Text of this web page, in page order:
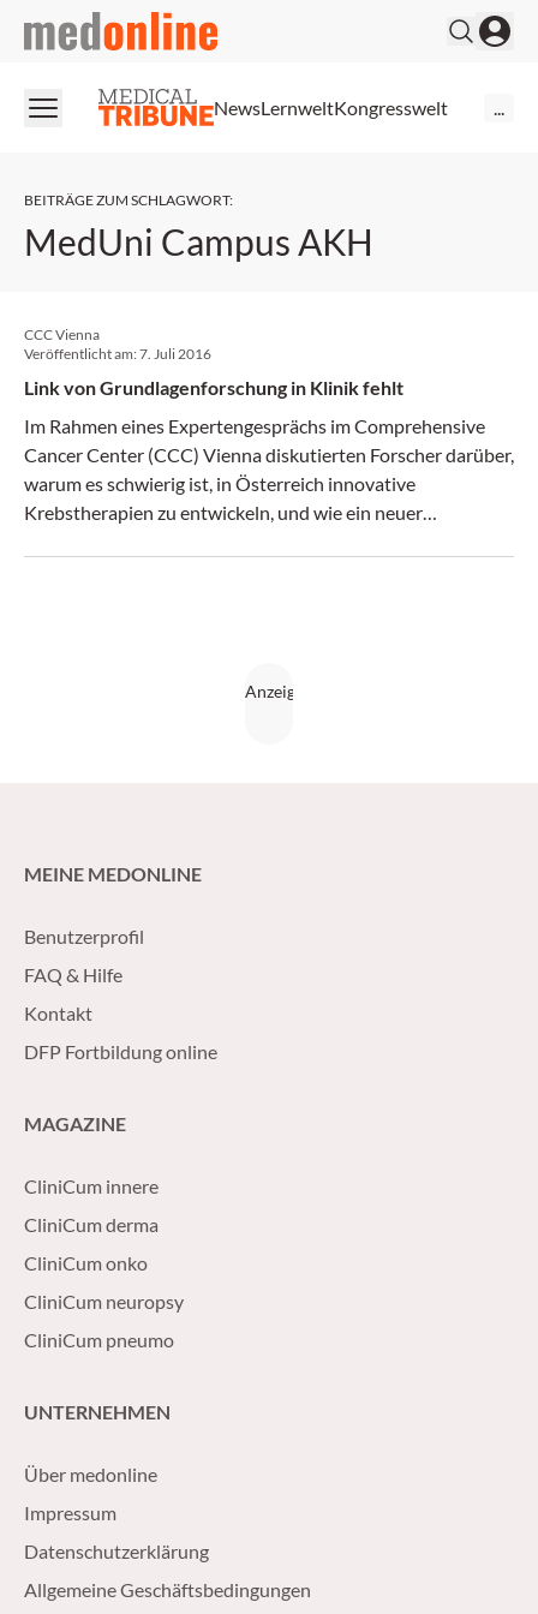
medonline
NewsLernweltKongresswelt
BEITRÄGE ZUM SCHLAGWORT:
MedUni Campus AKH
CCC Vienna
Veröffentlicht am:7. Juli 2016
Link von Grundlagenforschung in Klinik fehlt
Im Rahmen eines Expertengesprächs im Comprehensive
Cancer Center (CCC) Vienna diskutierten Forscher darüber,
warum es schwierig ist, in Österreich innovative
Krebstherapien zu entwickeln, und wie ein neuer
MEINE MEDONLINE
Benutzerprofil
FAQ & Hilfe
Kontakt
DFP Fortbildung online
MAGAZINE
CliniCum innere
CliniCum derma
CliniCum onko
CliniCum neuropsy
CliniCum pneumo
UNTERNEHMEN
Über medonline
Impressum
Datenschutzerklärung
Allgemeine Geschäftsbedingungen